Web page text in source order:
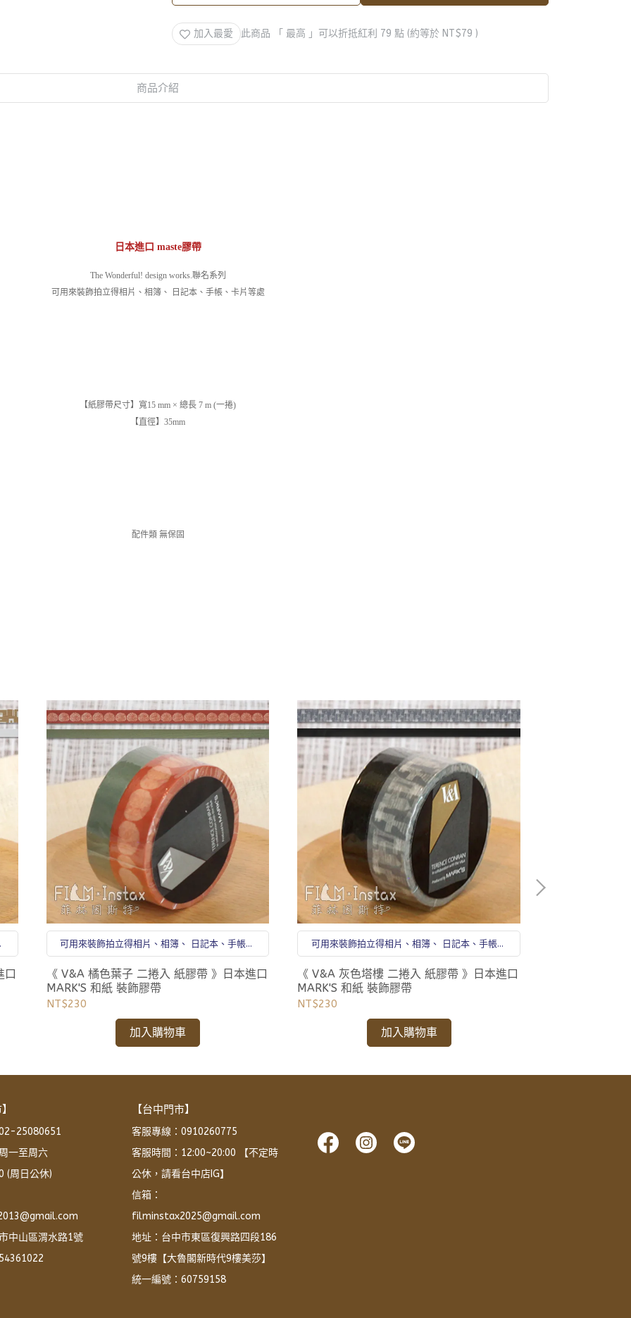
加入最愛 此商品 「 最高 」可以折抵紅利 79 點 (約等於 NT$79 )
商品介紹
日本進口 maste膠帶
The Wonderful! design works.聯名系列
可用來裝飾拍立得相片、相簿、 日記本、手帳、卡片等處
【紙膠帶尺寸】寬15 mm × 總長 7 m (一捲)
【直徑】35mm
配件類 無保固
口
可用來裝飾拍立得相片、相簿、 日記本、手帳、
卡片等處
《 V&A 橘色葉子 二捲入 紙膠帶 》日本進口
MARK'S 和紙 裝飾膠帶
NT$230
加入購物車
可用來裝飾拍立得相片、相簿、 日記本、手帳、
卡片等處
《 V&A 灰色塔樓 二捲入 紙膠帶 》日本進口
MARK'S 和紙 裝飾膠帶
NT$230
加入購物車
25080651
一至周六
(周日公休)
中山區渭水路1號
【台中門市】
客服專線：0910260775
客服時間：12:00~20:00 【不定時
公休，請看台中店IG】
信箱：
filminstax2025@gmail.com
地址：台中市東區復興路四段186
號9樓【大魯閣新時代9樓美莎】
統一編號：60759158